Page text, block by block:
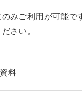
みご利用が可能で
さい。
料